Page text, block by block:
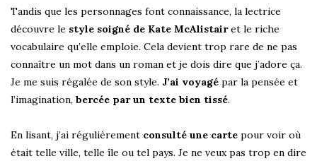
Tandis que les personnages font connaissance, la lectrice
découvre le style soigné de Kate McAlistairet le riche
vocabulaire qu’elle emploie. Cela devient trop rare de ne pas
connaître un mot dans un roman et je dois dire que j’adore ça.
Je me suis régalée de son style. J’ai voyagé par la pensée et
l’imagination, bercée par un texte bien tissé.
En lisant, j’ai régulièrement consulté une carte pour voir où
était telle ville, telle île ou tel pays. Je ne veux pas trop en dire